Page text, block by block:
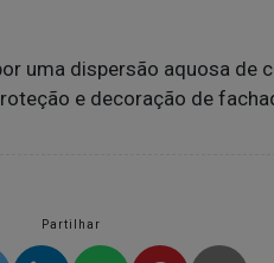
uma dispersão aquosa de
e decoração de
Partilhar